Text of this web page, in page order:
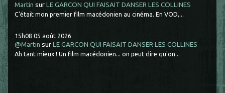
Martin surLE GARCON QUI FAISAIT DANSER LES COLLINES
C'était mon premier film macédonien au cinéma. En VOD,...
15h08 05 août 2026
@Martin surLE GARCON QUI FAISAIT DANSER LES COLLINES
Ah tant mieux ! Un film macédonien... on peut dire qu'on...